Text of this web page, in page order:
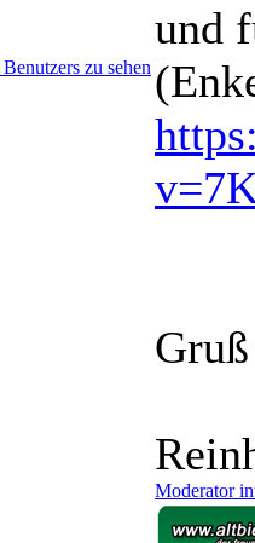
und
Gruß
Moderator